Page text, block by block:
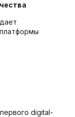
digital-